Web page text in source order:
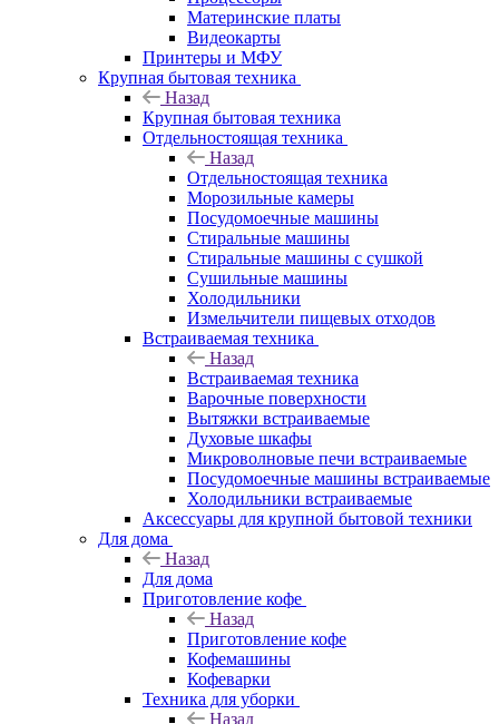
Материнские платы
Видеокарты
Принтеры и МФУ
Крупная бытовая техника
Назад
Крупная бытовая техника
Отдельностоящая техника
Назад
Отдельностоящая техника
Морозильные камеры
Посудомоечные машины
Стиральные машины
Стиральные машины с сушкой
Сушильные машины
Холодильники
Измельчители пищевых отходов
Встраиваемая техника
Назад
Встраиваемая техника
Варочные поверхности
Вытяжки встраиваемые
Духовые шкафы
Микроволновые печи встраиваемые
Посудомоечные машины встраиваемые
Холодильники встраиваемые
Аксессуары для крупной бытовой техники
Для дома
Назад
Для дома
Приготовление кофе
Назад
Приготовление кофе
Кофемашины
Кофеварки
Техника для уборки
Назад